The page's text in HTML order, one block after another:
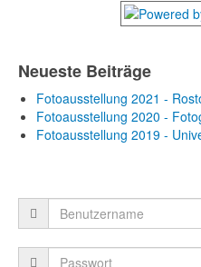
Neueste Beiträge
Fotoausstellung 2021 -
Fotoausstellung 2020 -
Fotoausstellung 2019 -